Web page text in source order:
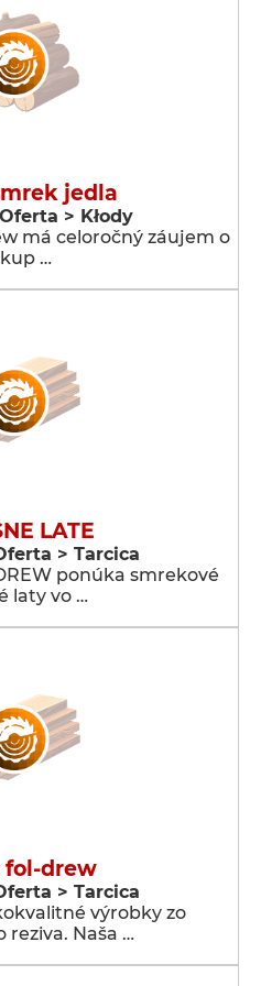
jedla
> Kłody
má celoročný záujem o
…
LATE
> Tarcica
ponúka smrekové
laty vo …
drew
> Tarcica
výrobky zo
reziva. Naša …